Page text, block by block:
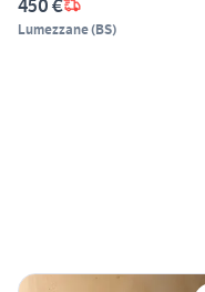
450 €
Lumezzane(BS)